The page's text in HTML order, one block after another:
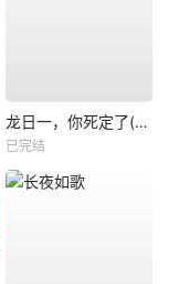
龙日一，你死定了(短剧)
已完结